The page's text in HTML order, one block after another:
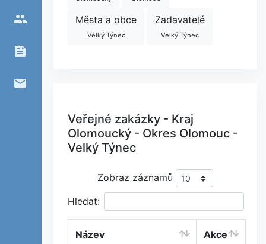
people
feed
email
Města a obce
Velký Týnec
Zadavatelé
Velký Týnec
Veřejné zakázky - Kraj
Olomoucký - Okres Olomouc -
Velký Týnec
Zobraz záznamů
Hledat:
Název Akce